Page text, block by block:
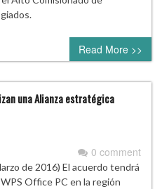
Read More >>
una Alianza estratégica
0 comment
de 2016) El acuerdo tendrá
Office PC en la región